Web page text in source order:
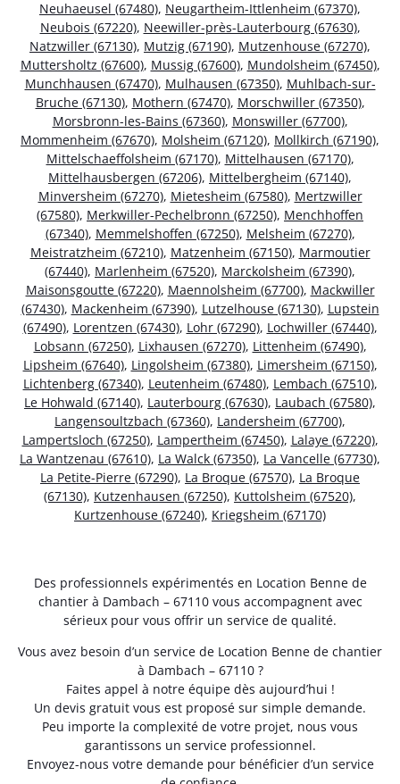
Neuhaeusel (67480), Neugartheim-Ittlenheim (67370),
Neubois (67220), Neewiller-près-Lauterbourg (67630),
Natzwiller (67130), Mutzig (67190), Mutzenhouse (67270),
Muttersholtz (67600), Mussig (67600), Mundolsheim (67450),
Munchhausen (67470), Mulhausen (67350), Muhlbach-sur-
Bruche (67130), Mothern (67470), Morschwiller (67350),
Morsbronn-les-Bains (67360), Monswiller (67700),
Mommenheim (67670), Molsheim (67120), Mollkirch (67190),
Mittelschaeffolsheim (67170), Mittelhausen (67170),
Mittelhausbergen (67206), Mittelbergheim (67140),
Minversheim (67270), Mietesheim (67580), Mertzwiller
(67580), Merkwiller-Pechelbronn (67250), Menchhoffen
(67340), Memmelshoffen (67250), Melsheim (67270),
Meistratzheim (67210), Matzenheim (67150), Marmoutier
(67440), Marlenheim (67520), Marckolsheim (67390),
Maisonsgoutte (67220), Maennolsheim (67700), Mackwiller
(67430), Mackenheim (67390), Lutzelhouse (67130), Lupstein
(67490), Lorentzen (67430), Lohr (67290), Lochwiller (67440),
Lobsann (67250), Lixhausen (67270), Littenheim (67490),
Lipsheim (67640), Lingolsheim (67380), Limersheim (67150),
Lichtenberg (67340), Leutenheim (67480), Lembach (67510),
Le Hohwald (67140), Lauterbourg (67630), Laubach (67580),
Langensoultzbach (67360), Landersheim (67700),
Lampertsloch (67250), Lampertheim (67450), Lalaye (67220),
La Wantzenau (67610), La Walck (67350), La Vancelle (67730),
La Petite-Pierre (67290), La Broque (67570), La Broque
(67130), Kutzenhausen (67250), Kuttolsheim (67520),
Kurtzenhouse (67240), Kriegsheim (67170)
Des professionnels expérimentés en Location Benne de
chantier à Dambach – 67110 vous accompagnent avec
sérieux pour vous offrir un service de qualité.
Vous avez besoin d’un service de Location Benne de chantier
à Dambach – 67110 ?
Faites appel à notre équipe dès aujourd’hui !
Un devis gratuit vous est proposé sur simple demande.
Peu importe la complexité de votre projet, nous vous
garantissons un service professionnel.
Envoyez-nous votre demande pour bénéficier d’un service